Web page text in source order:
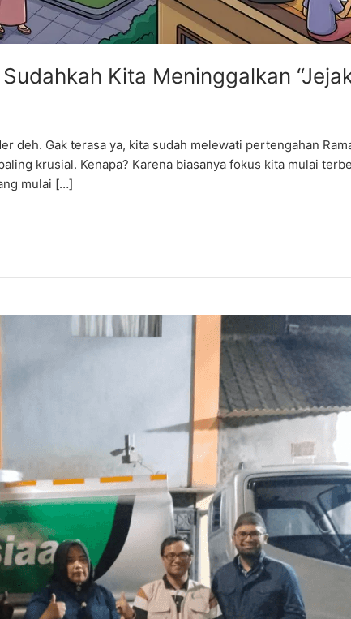
Kita Meninggalkan
deh. Gak terasa ya, kita sudah melewati pertengahan
krusial. Kenapa? Karena biasanya fokus kita mulai
mulai […]